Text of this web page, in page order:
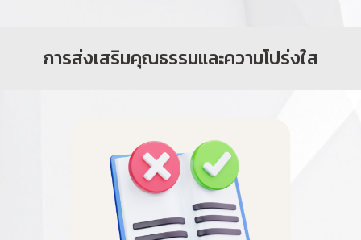
การส่งเสริมคุณธรรมและความโปร่งใส